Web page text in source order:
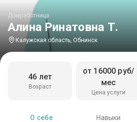
Алина Ринатовна Т.
Домработница
Калужская область, Обнинск
Возраст
46 лет
Цена услуги
от 16000 руб/
мес
О себе Навыки